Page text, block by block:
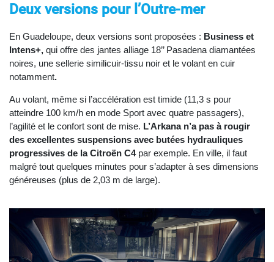
Deux versions pour l’Outre-mer
En Guadeloupe, deux versions sont proposées : Business et
Intens+, qui offre des jantes alliage 18’’ Pasadena diamantées
noires, une sellerie similicuir-tissu noir et le volant en cuir
notamment.
Au volant, même si l’accélération est timide (11,3 s pour
atteindre 100 km/h en mode Sport avec quatre passagers),
l’agilité et le confort sont de mise. L’Arkana n’a pas à rougir
des excellentes suspensions avec butées hydrauliques
progressives de la Citroën C4par exemple. En ville, il faut
malgré tout quelques minutes pour s’adapter à ses dimensions
généreuses (plus de 2,03 m de large).